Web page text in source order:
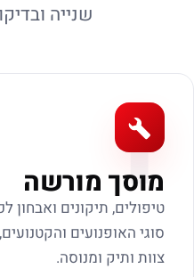
שנייה
1
מוסך מורשה
טיפולים, תיקונים ואבחון
סוגי האופנועים
צוות ותיק ומנוסה.